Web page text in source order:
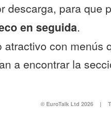
descarga, para que
en seguida.
atractivo con menús
a encontrar la
© EuroTalk Ltd 2026 |